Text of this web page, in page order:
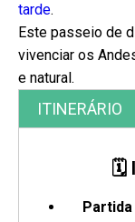
tarde.
Este passeio de
vivenciar os
e natural.
ITINERÁRIO
🗓️
Partida